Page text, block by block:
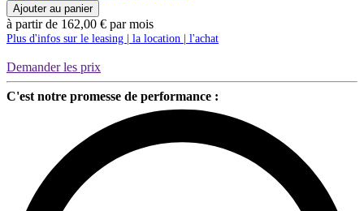
Duo
|
Ajouter au panier
à partir de 162,00 € par mois
Plus d'infos sur le leasing | la location | l'achat
Demander les prix
C'est notre promesse de performance :